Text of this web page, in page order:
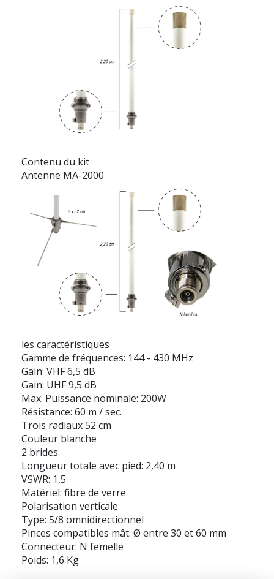
Contenu du kit
Antenne MA-2000
les caractéristiques
Gamme de fréquences: 144 - 430 MHz
Gain: VHF 6,5 dB
Gain: UHF 9,5 dB
Max. Puissance nominale: 200W
Résistance: 60 m / sec.
Trois radiaux 52 cm
Couleur blanche
2 brides
Longueur totale avec pied: 2,40 m
VSWR: 1,5
Matériel: fibre de verre
Polarisation verticale
Type: 5/8 omnidirectionnel
Pinces compatibles mât: Ø entre 30 et 60 mm
Connecteur: N femelle
Poids: 1,6 Kg